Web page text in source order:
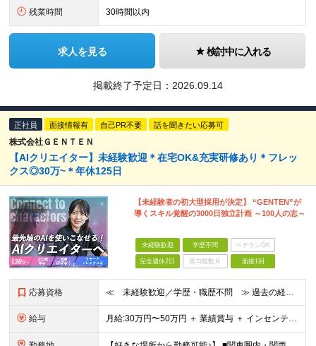
残業時間 30時間以内
求人を見る 検討中に入れる
掲載終了予定日： 2026.09.14
正社員 面接情報有 自己PR不要 話を聞きたい応募可
株式会社ＧＥＮＴＥＮ
【AIクリエイター】未経験歓迎＊在宅OK&充実研修あり＊フレッ
クス◎30万~＊年休125日
【未経験者の初大型採用が決定】 “GENTEN”が
導くスキル覚醒の3000日独立計画 ～100人の志～
未経験歓迎 学歴不問 ベテランOK
完全週休2日 賞与複数月 面接1回
応募資格 ≪ 未経験歓迎／学歴・職歴不問 ≫ 過去の経歴は一切不問。 「いままで」よりも「これから」を 重視した採用を行っています！ ▼▼こんな想いがある方大歓迎▼▼ ・WEBデザインに興味がある ・自由な環
給与 ⽉給:30万円〜50万円 ＋ 業績賞与 ＋ インセンティブ賞与 経験者：35万円～ ※経験・スキルを考慮の上、決定します。 ※経験者は別途優遇！ ★試用期間6ヶ月（期間中は月給21万円～）